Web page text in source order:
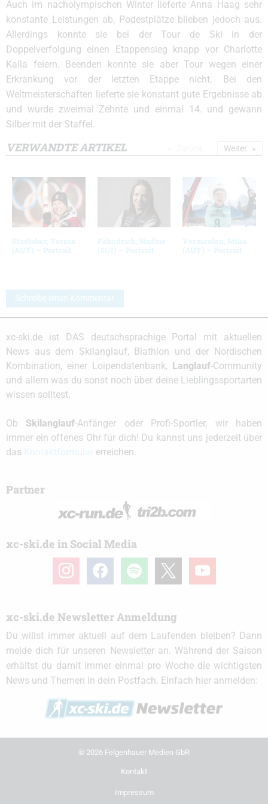
Auch im nacholympischen Winter lieferte Anna Haag sehr
konstante Leistungen ab, Podestplätze blieben jedoch aus.
Allerdings konnte sie bei der Tour de Ski in der
Doppelverfolgung einen Etappensieg knapp vor Charlotte
Kalla feiern. Beenden konnte sie aber Tour wegen einer
Erkrankung vor der letzten Etappe nicht. Bei den
Weltmeisterschaften lieferte sie konstant gute Ergebnisse ab
und wurde zweimal Zehnte und einmal 14. und gewann
Silber mit der Staffel.
VERWANDTE ARTIKEL
Stadlober, Teresa
(AUT) – Portrait
Fähndrich, Nadine
(SUI) – Portrait
Vermeulen, Mika
(AUT) – Portrait
Weiter
Schreibe einen Kommentar
xc-ski.de ist DAS deutschsprachige Portal mit aktuellen
News aus dem Skilanglauf, Biathlon und der Nordischen
Kombination, einer Loipendatenbank, Langlauf-Community
und allem was du sonst noch über deine Lieblingssportarten
wissen solltest.
Ob Skilanglauf-Anfänger oder Profi-Sportler, wir haben
immer ein offenes Ohr für dich! Du kannst uns jederzeit über
das
erreichen.
Partner
xc-ski.de in Social Media
instagramfacebook spotify youtube
xc-ski.de Newsletter Anmeldung
Du willst immer aktuell auf dem Laufenden bleiben? Dann
melde dich für unseren Newsletter an. Während der Saison
erhältst du damit immer einmal pro Woche die wichtigsten
News und Themen in dein Postfach. Einfach hier anmelden:
© 2026 Felgenhauer Medien GbR
Kontakt
Impressum